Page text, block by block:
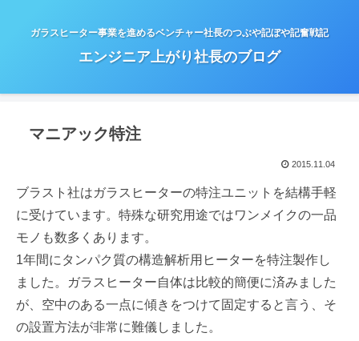
ガラスヒーター事業を進めるベンチャー社長のつぶや記ぼや記奮戦記
エンジニア上がり社長のブログ
マニアック特注
2015.11.04
ブラスト社はガラスヒーターの特注ユニットを結構手軽
に受けています。特殊な研究用途ではワンメイクの一品
モノも数多くあります。
1年間にタンパク質の構造解析用ヒーターを特注製作し
ました。ガラスヒーター自体は比較的簡便に済みました
が、空中のある一点に傾きをつけて固定すると言う、そ
の設置方法が非常に難儀しました。